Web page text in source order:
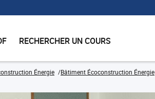
RECHERCHER UN COURS
Énergie
Bâtiment Écoconstruction Énergie